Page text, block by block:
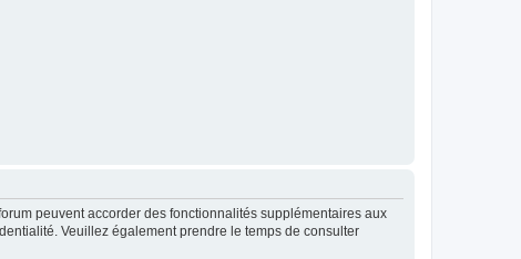
peuvent accorder des fonctionnalités supplémentaires aux
Veuillez également prendre le temps de consulter